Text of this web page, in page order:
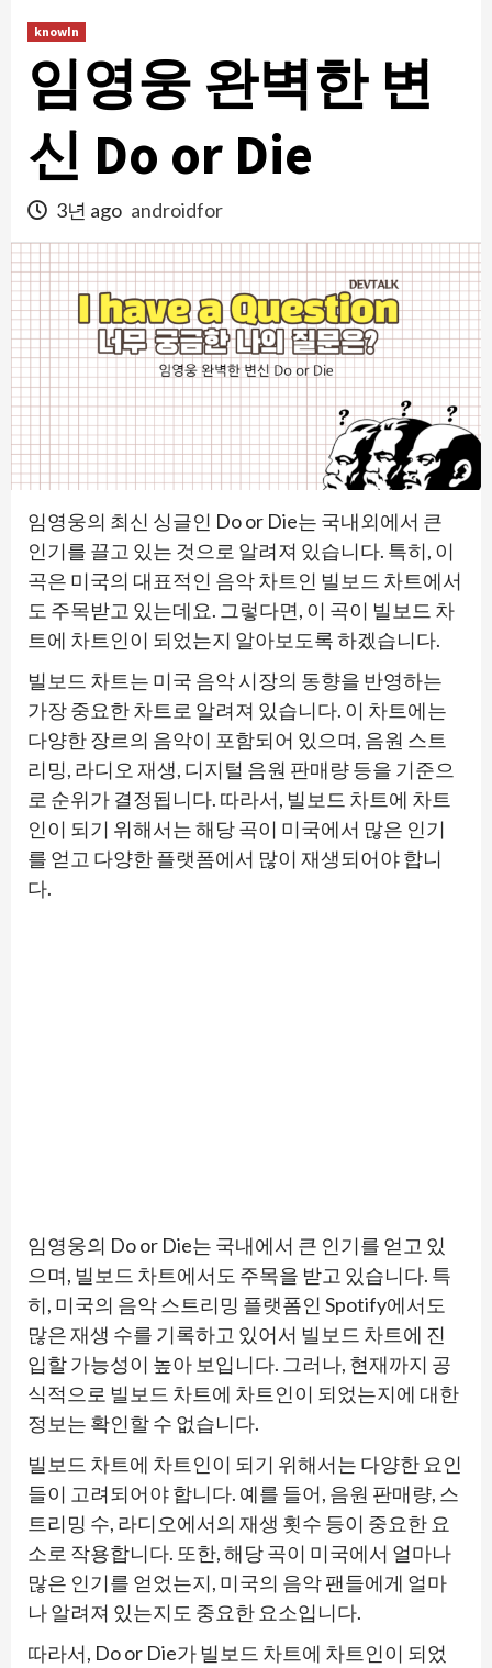
knowIn
임영웅 완벽한 변
신 Do or Die
3년 ago androidfor
임영웅의 최신 싱글인 Do or Die는 국내외에서 큰
인기를 끌고 있는 것으로 알려져 있습니다. 특히, 이
곡은 미국의 대표적인 음악 차트인 빌보드 차트에서
도 주목받고 있는데요. 그렇다면, 이 곡이 빌보드 차
트에 차트인이 되었는지 알아보도록 하겠습니다.
빌보드 차트는 미국 음악 시장의 동향을 반영하는
가장 중요한 차트로 알려져 있습니다. 이 차트에는
다양한 장르의 음악이 포함되어 있으며, 음원 스트
리밍, 라디오 재생, 디지털 음원 판매량 등을 기준으
로 순위가 결정됩니다. 따라서, 빌보드 차트에 차트
인이 되기 위해서는 해당 곡이 미국에서 많은 인기
를 얻고 다양한 플랫폼에서 많이 재생되어야 합니
다.
임영웅의 Do or Die는 국내에서 큰 인기를 얻고 있
으며, 빌보드 차트에서도 주목을 받고 있습니다. 특
히, 미국의 음악 스트리밍 플랫폼인 Spotify에서도
많은 재생 수를 기록하고 있어서 빌보드 차트에 진
입할 가능성이 높아 보입니다. 그러나, 현재까지 공
식적으로 빌보드 차트에 차트인이 되었는지에 대한
정보는 확인할 수 없습니다.
빌보드 차트에 차트인이 되기 위해서는 다양한 요인
들이 고려되어야 합니다. 예를 들어, 음원 판매량, 스
트리밍 수, 라디오에서의 재생 횟수 등이 중요한 요
소로 작용합니다. 또한, 해당 곡이 미국에서 얼마나
많은 인기를 얻었는지, 미국의 음악 팬들에게 얼마
나 알려져 있는지도 중요한 요소입니다.
따라서, Do or Die가 빌보드 차트에 차트인이 되었